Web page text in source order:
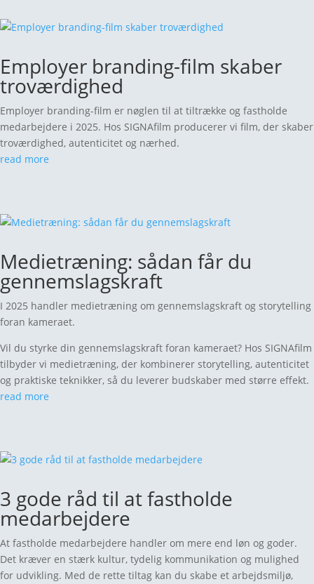
kantinen, fredagsbaren eller kontorlandskabet,
interesserede kandidater en bedre fornemmelse
af, hvilken kultur der gør sig gældende i din
virksomhed. … Men er employer branding
egentlig kommet for at blive?
Kom godt i gang medemployer branding !
Employer branding-film skaber
troværdighed
Employer branding-film er nøglen til at tiltrække og fastholde
medarbejdere i 2025. Hos SIGNAfilm producerer vi film, der skaber
troværdighed, autenticitet og nærhed.
read more
Medietræning: sådan får du
gennemslagskraft
I 2025 handler medietræning om gennemslagskraft og storytelling
foran kameraet.
Vil du styrke din gennemslagskraft foran kameraet? Hos SIGNAfilm
tilbyder vi medietræning, der kombinerer storytelling, autenticitet
og praktiske teknikker, så du leverer budskaber med større effekt.
read more
3 gode råd til at fastholde
medarbejdere
At fastholde medarbejdere handler om mere end løn og goder.
Det kræver en stærk kultur, tydelig kommunikation og mulighed
for udvikling. Med de rette tiltag kan du skabe et arbejdsmiljø,